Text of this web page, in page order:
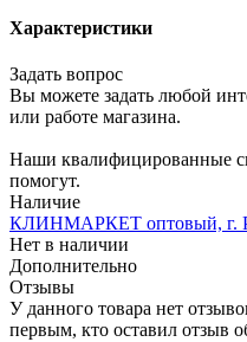
Характеристики
Задать вопрос
Вы можете задать любой
или работе магазина.
Наши квалифицированные
помогут.
Наличие
КЛИНМАРКЕТ оптовый, г.
Нет в наличии
Дополнительно
Отзывы
У данного товара нет
первым, кто оставил отзыв